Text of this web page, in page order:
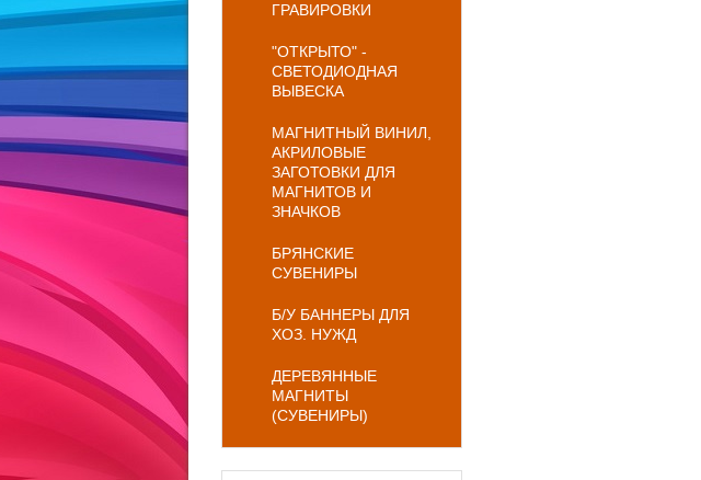
ГРАВИРОВКИ
"ОТКРЫТО" -
СВЕТОДИОДНАЯ
ВЫВЕСКА
МАГНИТНЫЙ ВИНИЛ,
АКРИЛОВЫЕ
ЗАГОТОВКИ ДЛЯ
МАГНИТОВ И
ЗНАЧКОВ
БРЯНСКИЕ
СУВЕНИРЫ
Б/У БАННЕРЫ ДЛЯ
ХОЗ. НУЖД
ДЕРЕВЯННЫЕ
МАГНИТЫ
(СУВЕНИРЫ)